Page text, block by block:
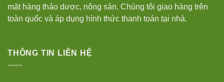
mặt hàng thảo dược, nông sản. Chúng tôi giao hàng trên
toàn quốc và áp dụng hình thức thanh toán tại nhà.
THÔNG TIN LIÊN HỆ